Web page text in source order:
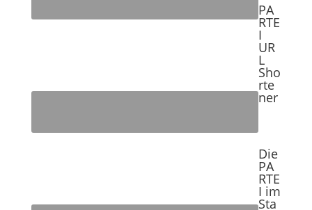
PA
RTE
I
UR
L
Sho
rte
ner
Die
PA
RTE
I im
Sta